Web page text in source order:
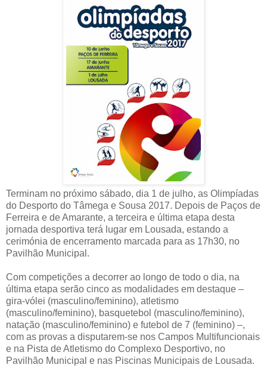
Terminam no próximo sábado, dia 1 de julho, as Olimpíadas
do Desporto do Tâmega e Sousa 2017. Depois de Paços de
Ferreira e de Amarante, a terceira e última etapa desta
jornada desportiva terá lugar em Lousada, estando a
cerimónia de encerramento marcada para as 17h30, no
Pavilhão Municipal.
Com competições a decorrer ao longo de todo o dia, na
última etapa serão cinco as modalidades em destaque –
gira-vólei (masculino/feminino), atletismo
(masculino/feminino), basquetebol (masculino/feminino),
natação (masculino/feminino) e futebol de 7 (feminino) –,
com as provas a disputarem-se nos Campos Multifuncionais
e na Pista de Atletismo do Complexo Desportivo, no
Pavilhão Municipal e nas Piscinas Municipais de Lousada.